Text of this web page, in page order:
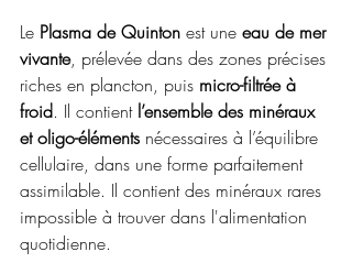
Le Plasma de Quinton est une eau de mer
vivante, prélevée dans des zones précises
riches en plancton, puis micro-filtrée à
froid. Il contient l’ensemble des minéraux
et oligo-éléments nécessaires à l’équilibre
cellulaire, dans une forme parfaitement
assimilable. Il contient des minéraux rares
impossible à trouver dans l'alimentation
quotidienne.